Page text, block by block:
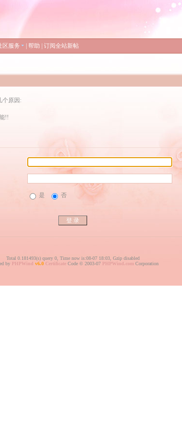
区服务 帮助 订阅全站新帖
个原因:
!!
是 否
Total 0.181493(s) query 0, Time now is:08-07 18:03, Gzip disabled
by PHPWind v6.0 Certificate Code © 2003-07 PHPWind.com Corporation